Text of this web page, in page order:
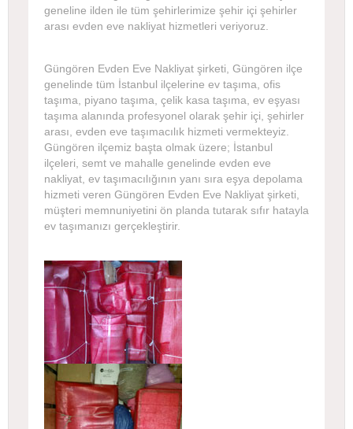
geneline ilden ile tüm şehirlerimize şehir içi şehirler
arası evden eve nakliyat hizmetleri veriyoruz.
Güngören Evden Eve Nakliyat şirketi, Güngören ilçe
genelinde tüm İstanbul ilçelerine ev taşıma, ofis
taşıma, piyano taşıma, çelik kasa taşıma, ev eşyası
taşıma alanında profesyonel olarak şehir içi, şehirler
arası, evden eve taşımacılık hizmeti vermekteyiz.
Güngören ilçemiz başta olmak üzere; İstanbul
ilçeleri, semt ve mahalle genelinde evden eve
nakliyat, ev taşımacılığının yanı sıra eşya depolama
hizmeti veren Güngören Evden Eve Nakliyat şirketi,
müşteri memnuniyetini ön planda tutarak sıfır hatayla
ev taşımanızı gerçekleştirir.